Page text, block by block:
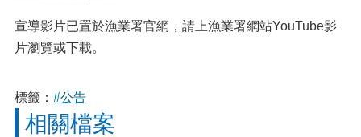
宣導影片已置於漁業署官網，請上漁業署網站YouTube影
片瀏覽或下載。
標籤： #公告
相關檔案